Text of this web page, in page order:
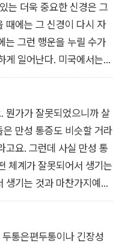
는 더욱 중요한 신경은 그
때에는 그 신경이 다시 자
는 그런 행운을 누릴 수가
게 일어난다. 미국에서는
명이 넘는다. 미국에서 척
사고로 생기며, 짐작할 수
확률이 4배나 높다. 특히
차를 구입할 수 있는 나이
사용하기가 쉬운 나이이기
뭔가가 잘못되었으니까 살
만성 통증도 비슷할 거라
고요. 그런데 사실 만성 통
체계가 잘못되어서 생기는
기는 것과 마찬가지예요.
의 증상이 아니라 질병 자
로 악화되고 유지되는 질
통은편두통이나 긴장성